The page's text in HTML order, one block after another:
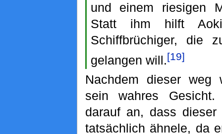
und einem riesigen
Statt ihm hilft
Schiffbrüchiger, die
gelangen will.[19]
Nachdem dieser weg
sein wahres
darauf an, dass dieser
tatsächlich ähnele, da